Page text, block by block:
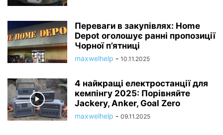
Переваги в закупівлях: Home
Depot оголошує ранні пропозиції
Чорної п’ятниці
maxwelhelp - 10.11.2025
4 найкращі електростанції для
кемпінгу 2025: Порівняйте
Jackery, Anker, Goal Zero
maxwelhelp - 09.11.2025